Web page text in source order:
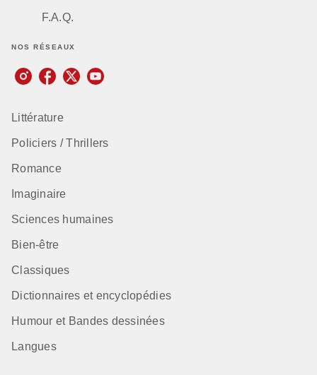
F.A.Q.
NOS RÉSEAUX
Littérature
Policiers / Thrillers
Romance
Imaginaire
Sciences humaines
Bien-être
Classiques
Dictionnaires et encyclopédies
Humour et Bandes dessinées
Langues